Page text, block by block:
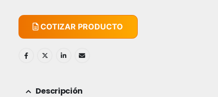
COTIZAR PRODUCTO
Descripción